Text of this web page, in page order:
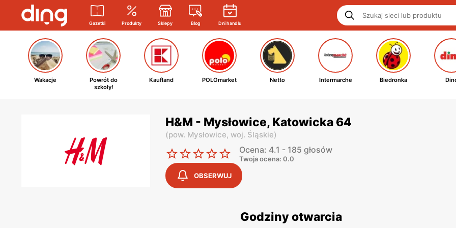
Gazetki Produkty Sklepy Blog Dni handlu
Wakacje
Powrót do
szkoły!
Kaufland POLOmarket Netto Intermarche Biedronka
H&M - Mysłowice, Katowicka 64
(pow. Mysłowice, woj. Śląskie)
Ocena: 4.1 - 185 głosów
Twoja ocena: 0.0
OBSERWUJ
Godziny otwarcia